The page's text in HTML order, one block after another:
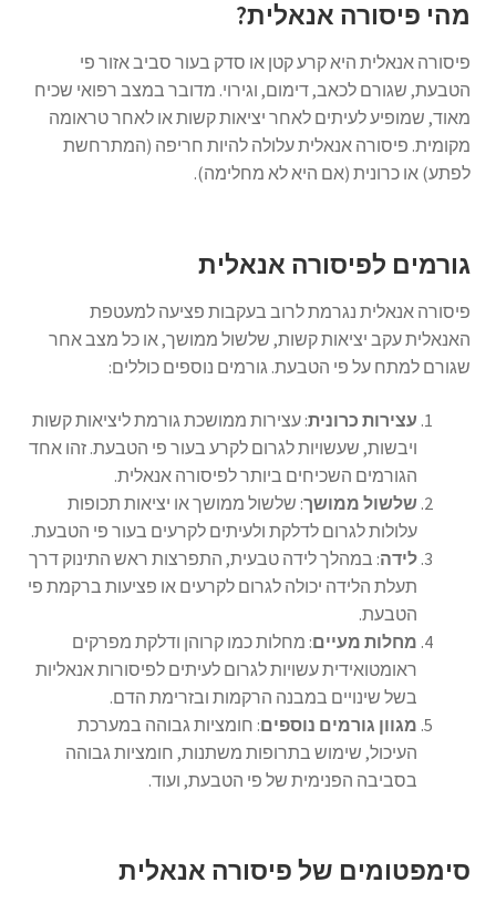
מהי פיסורה אנאלית?
פיסורה אנאלית היא קרע קטן או סדק בעור סביב אזור פי
הטבעת, שגורם לכאב, דימום, וגירוי. מדובר במצב רפואי שכיח
מאוד, שמופיע לעיתים לאחר יציאות קשות או לאחר טראומה
מקומית. פיסורה אנאלית עלולה להיות חריפה (המתרחשת
לפתע) או כרונית (אם היא לא מחלימה).
גורמים לפיסורה אנאלית
פיסורה אנאלית נגרמת לרוב בעקבות פציעה למעטפת
האנאלית עקב יציאות קשות, שלשול ממושך, או כל מצב אחר
שגורם למתח על פי הטבעת. גורמים נוספים כוללים:
עצירות כרונית: עצירות ממושכת גורמת ליציאות קשות
ויבשות, שעשויות לגרום לקרע בעור פי הטבעת. זהו אחד
הגורמים השכיחים ביותר לפיסורה אנאלית.
שלשול ממושך: שלשול ממושך או יציאות תכופות
עלולות לגרום לדלקת ולעיתים לקרעים בעור פי הטבעת.
לידה: במהלך לידה טבעית, התפרצות ראש התינוק דרך
תעלת הלידה יכולה לגרום לקרעים או פציעות ברקמת פי
הטבעת.
מחלות מעיים: מחלות כמו קרוהן ודלקת מפרקים
ראומטואידית עשויות לגרום לעיתים לפיסורות אנאליות
בשל שינויים במבנה הרקמות ובזרימת הדם.
מגוון גורמים נוספים: חומציות גבוהה במערכת
העיכול, שימוש בתרופות משתנות, חומציות גבוהה
בסביבה הפנימית של פי הטבעת, ועוד.
סימפטומים של פיסורה אנאלית